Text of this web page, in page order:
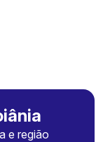
e região